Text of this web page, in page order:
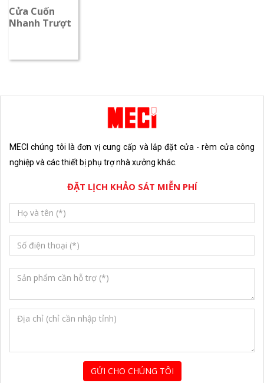
Cửa Cuốn
Nhanh Trượt
Cho Nhà
MECI chúng tôi là đơn vị cung cấp và lắp đặt cửa - rèm cửa công
nghiệp và các thiết bị phụ trợ nhà xưởng khác.
ĐẶT LỊCH KHẢO SÁT MIỄN PHÍ
GỬI CHO CHÚNG TÔI